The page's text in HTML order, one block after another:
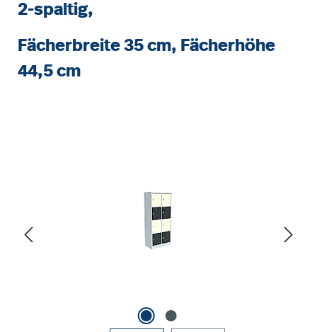
2-spaltig,
Fächerbreite 35 cm, Fächerhöhe
44,5 cm